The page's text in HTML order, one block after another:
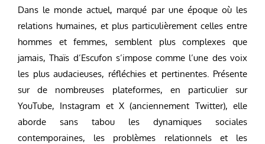
Dans le monde actuel, marqué par une époque où les
relations humaines, et plus particulièrement celles entre
hommes et femmes, semblent plus complexes que
jamais, Thaïs d’Escufon s’impose comme l’une des voix
les plus audacieuses, réfléchies et pertinentes. Présente
sur de nombreuses plateformes, en particulier sur
YouTube, Instagram et X (anciennement Twitter), elle
aborde sans tabou les dynamiques sociales
contemporaines, les problèmes relationnels et les